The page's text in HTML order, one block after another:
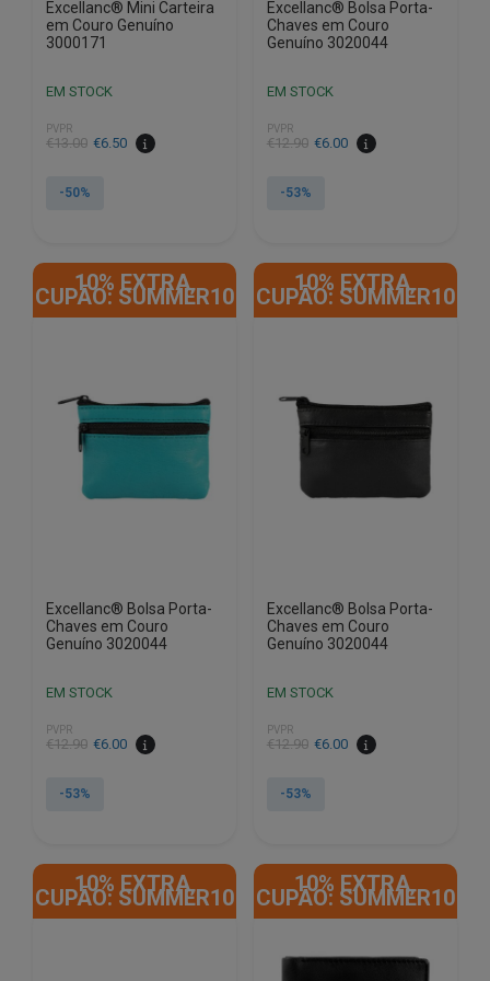
Excellanc® Mini Carteira
em Couro Genuíno
3000171
EM STOCK
PVPR
€13.00
O
original
€6.50
O
atual
-50%
Excellanc® Bolsa Porta-
Chaves em Couro
Genuíno 3020044
EM STOCK
PVPR
€12.90
O
original
€6.00
O
atual
-53%
10% EXTRA,
CUPÃO: SUMMER10
Excellanc® Bolsa Porta-
Chaves em Couro
Genuíno 3020044
EM STOCK
PVPR
€12.90
O
original
€6.00
O
atual
-53%
10% EXTRA,
CUPÃO: SUMMER10
Excellanc® Bolsa Porta-
Chaves em Couro
Genuíno 3020044
EM STOCK
PVPR
€12.90
O
original
€6.00
O
atual
-53%
10% EXTRA,
CUPÃO: SUMMER10
10% EXTRA,
CUPÃO: SUMMER10